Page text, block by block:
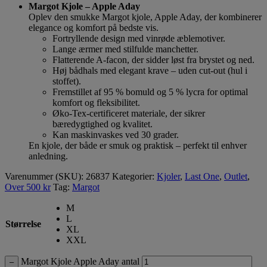
Margot Kjole – Apple Aday
Oplev den smukke Margot kjole, Apple Aday, der kombinerer
elegance og komfort på bedste vis.
Fortryllende design med vinrøde æblemotiver.
Lange ærmer med stilfulde manchetter.
Flatterende A-facon, der sidder løst fra brystet og ned.
Høj bådhals med elegant krave – uden cut-out (hul i
stoffet).
Fremstillet af 95 % bomuld og 5 % lycra for optimal
komfort og fleksibilitet.
Øko-Tex-certificeret materiale, der sikrer
bæredygtighed og kvalitet.
Kan maskinvaskes ved 30 grader.
En kjole, der både er smuk og praktisk – perfekt til enhver
anledning.
Varenummer (SKU): 26837 Kategorier: Kjoler, Last One, Outlet,
Over 500 kr Tag: Margot
Størrelse
M
L
XL
XXL
– Margot Kjole Apple Aday antal